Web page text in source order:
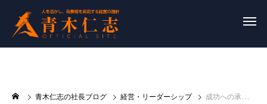
青木仁志の社長ブログ 経営・リーダーシップ 成功への承認